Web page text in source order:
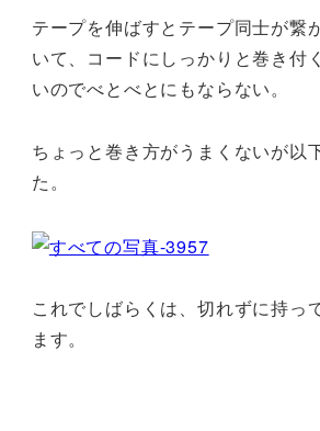
テープを伸ばすとテープ同士が繋
いて、コードにしっかりと巻き付
いのでべとべとにもならない。
ちょっと巻き方がうまくないが以
た。
これでしばらくは、切れずに持っ
ます。